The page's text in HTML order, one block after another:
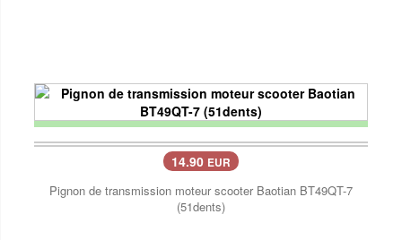
14.90 EUR
Pignon de transmission moteur scooter Baotian BT49QT-7
(51dents)